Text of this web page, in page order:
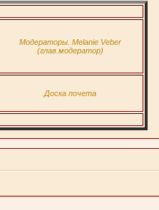
Модераторы. Melanie Veber
(глав.модератор)
Доска почета